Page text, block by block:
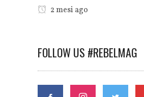
2 mesi ago
FOLLOW US #REBELMAG